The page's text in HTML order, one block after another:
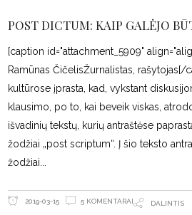
POST DICTUM: KAIP GALĖJO
[caption id="attachment_5909"
Ramūnas ČičelisŽurnalistas, rašytojas[/
kultūrose įprasta, kad, vykstant
klausimo, po to, kai beveik viskas,
išvadinių tekstų, kurių antraštėse
žodžiai „post scriptum“. Į šio teksto
žodžiai
2019-03-15 5 KOMENTARAI DALINTIS